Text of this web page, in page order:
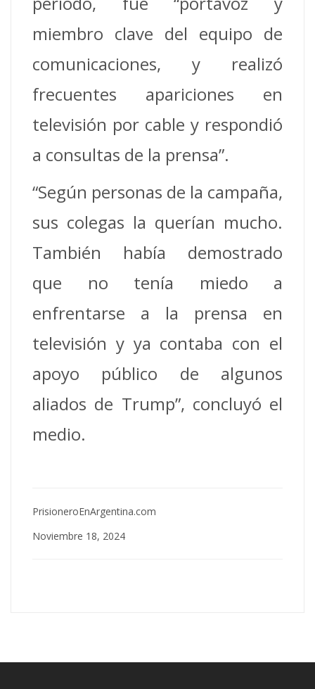
miembro clave del equipo de
comunicaciones, y realizó
frecuentes apariciones en
televisión por cable y respondió
a consultas de la prensa”.
“Según personas de la campaña,
sus colegas la querían mucho.
También había demostrado
que no tenía miedo a
enfrentarse a la prensa en
televisión y ya contaba con el
apoyo público de algunos
aliados de Trump”, concluyó el
medio.
PrisioneroEnArgentina.com
Noviembre 18, 2024